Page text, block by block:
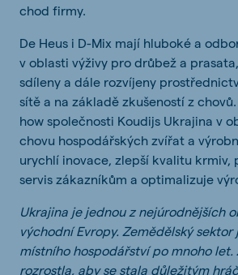
chod firmy.
De Heus i D-Mix mají hluboké a
v oblasti výživy pro drůbež a
sdíleny a dále rozvíjeny
sítě a na základě zkušeností z
how společnosti Koudijs Ukrajina v
chovu hospodářských zvířat a
urychlí inovace, zlepší kvalitu krmiv,
servis zákazníkům a optimalizuje
Ukrajina je jednou z nejúrodnějších
východní Evropy. Zemědělský
místního hospodářství po mnoho let.
rozrostla, aby se stala důležitým